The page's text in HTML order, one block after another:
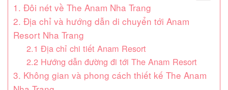
1. Đôi nét về The Anam Nha Trang
2. Địa chỉ và hướng dẫn di chuyển tới Anam
Resort Nha Trang
2.1 Địa chỉ chi tiết Anam Resort
2.2 Hướng dẫn đường đi tới The Anam Resort
3. Không gian và phong cách thiết kế The Anam